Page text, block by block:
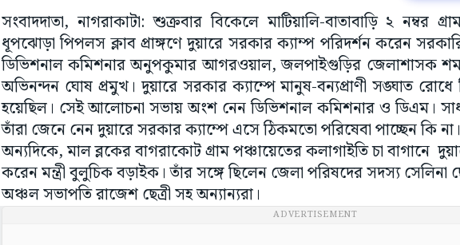
সংবাদদাতা, নাগরাকাটা: শুক্রবার বিকেলে মাটিয়ালি-বাতাবাড়ি ২ নম্বর
ধূপঝোড়া পিপলস ক্লাব প্রাঙ্গণে দুয়ারে সরকার ক্যাম্প পরিদর্শন করেন
ডিভিশনাল কমিশনার অনুপকুমার আগরওয়াল, জলপাইগুড়ির জেলাশাসক শমা
অভিনন্দন ঘোষ প্রমুখ। দুয়ারে সরকার ক্যাম্পে মানুষ-বন্যপ্রাণী সঙ্ঘাত
হয়েছিল। সেই আলোচনা সভায় অংশ নেন ডিভিশনাল কমিশনার ও ডিএম।
তাঁরা জেনে নেন দুয়ারে সরকার ক্যাম্পে এসে ঠিকমতো পরিষেবা পাচ্ছেন কি না।
অন্যদিকে, মাল ব্লকের বাগরাকোট গ্রাম পঞ্চায়েতের কলাগাইতি চা বাগানে
করেন মন্ত্রী বুলুচিক বড়াইক। তাঁর সঙ্গে ছিলেন জেলা পরিষদের সদস্য সেলিনা
অঞ্চল সভাপতি রাজেশ ছেত্রী সহ অন্যান্যরা।
ADVERTISEMENT